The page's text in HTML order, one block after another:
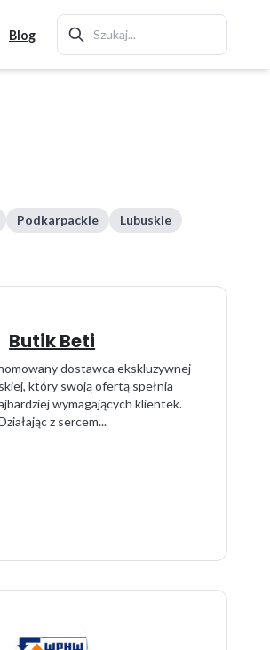
Blog
Podkarpackie
Lubuskie
Butik Beti
dostawca ekskluzywnej
który swoją ofertą spełnia
wymagających klientek.
z sercem...